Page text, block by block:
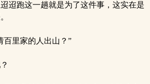
迢跑这一趟就是为了这件事，这实在是
里家的人出山？”